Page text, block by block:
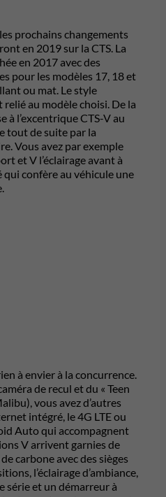
prochains changements
en 2019 sur la CTS. La
en 2017 avec des
pour les modèles 17, 18 et
ou mat. Le style
au modèle choisi. De la
à l’excentrique CTS-V au
tout de suite par la
Vous avez par exemple
et V l’éclairage avant à
qui confère au véhicule une
à envier à la concurrence.
de recul et du « Teen
vous avez d’autres
intégré, le 4G LTE ou
Auto qui accompagnent
V arrivent garnies de
carbone avec des sièges
l’éclairage d’ambiance,
série et un démarreur à